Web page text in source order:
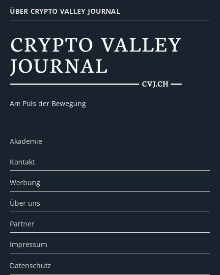
ÜBER CRYPTO VALLEY JOURNAL
Am Puls der Bewegung
Akademie
Kontakt
Werbung
Über uns
Partner
Impressum
Datenschutz